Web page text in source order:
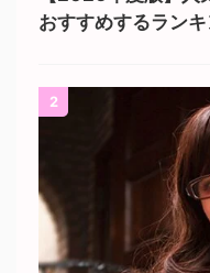
おすすめするラン
2